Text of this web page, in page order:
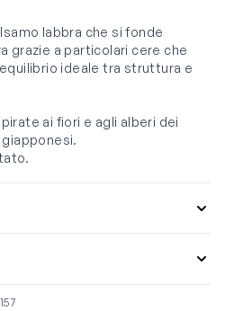
labbra che si fonde
grazie a particolari cere che
ideale tra struttura e
ai fiori e agli alberi dei